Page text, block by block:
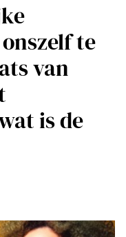
te
van
is de